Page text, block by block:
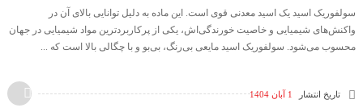
سولفوریک اسید یک اسید معدنی قوی است. این ماده به دلیل توانایی بالای آن در
واکنش‌های شیمیایی و خاصیت خورندگی‌اش، یکی از پرکاربردترین مواد شیمیایی در جهان
محسوب می‌شود. سولفوریک اسید مایعی بی‌رنگ، بی‌بو و با چگالی بالا است که ...
تاریخ انتشار 1 آبان 1404